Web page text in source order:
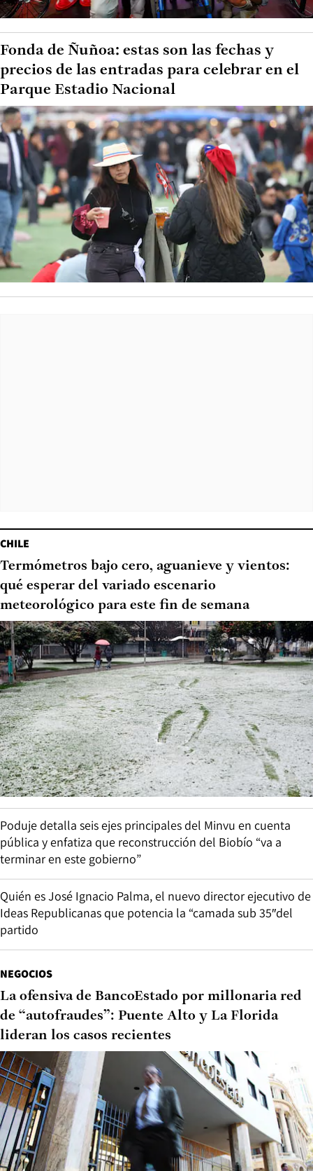
Fonda de Ñuñoa: estas son las fechas y
precios de las entradas para celebrar en el
Parque Estadio Nacional
CHILE
Termómetros bajo cero, aguanieve y vientos:
qué esperar del variado escenario
meteorológico para este fin de semana
Poduje detalla seis ejes principales del Minvu en cuenta
pública y enfatiza que reconstrucción del Biobío “va a
terminar en este gobierno”
Quién es José Ignacio Palma, el nuevo director ejecutivo de
Ideas Republicanas que potencia la “camada sub 35″del
partido
NEGOCIOS
La ofensiva de BancoEstado por millonaria red
de “autofraudes”: Puente Alto y La Florida
lideran los casos recientes